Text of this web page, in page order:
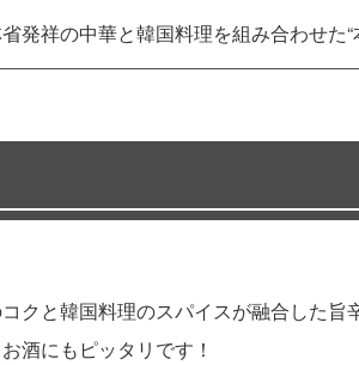
発祥の中華と韓国料理を組み合わせた“
クと韓国料理のスパイスが融合した旨
酒にもピッタリです！